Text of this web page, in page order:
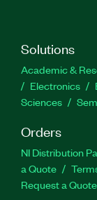
Solutions
Academic &
Electronics
Sciences
Orders
NI Distribution
a Quote
Request a Quote